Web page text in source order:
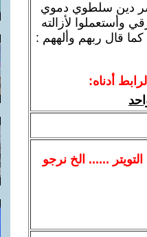
دين سلطوي دموي
لأزالته
قال ربهم وألههم :
أدناه:
التويتر ...... الخ نرجو